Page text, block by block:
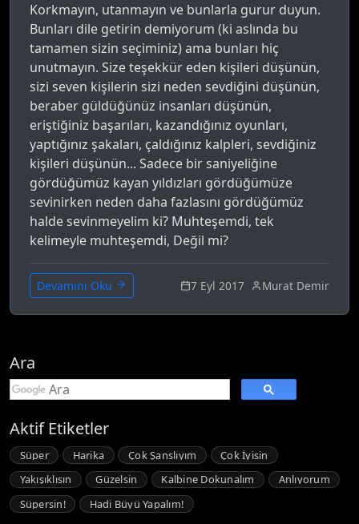
Korkmayın, utanmayın ve bunlarla gurur duyun.
Bunları dile getirin demiyorum (ki aslında bu
tamamen sizin seçiminiz) ama bunları hiç
unutmayın. Size teşekkür eden kişileri düşünün,
sizi seven kişilerin sizi neden sevdiğini düşünün,
beraber güldüğünüz insanları düşünün,
eriştiğiniz başarıları, kazandığınız oyunları,
yaptığınız şakaları, çaldığınız kalpleri, sevdiğiniz
kişileri düşünün... Sadece bir saniyeliğine
gördüğümüz kayan yıldızları gördüğümüze
sevinirken neden daha fazlasını gördüğümüz
halde sevinmeyelim ki? Muhteşemdi, tek
kelimeyle muhteşemdi, Değil mi?
Devamını Oku 7 Eyl 2017 Murat Demir
Ara
Aktif Etiketler
Süper Harika Çok Şanslıyım
Çok İyisin
Yakışıklısın
Güzelsin Kalbine Dokunalım
Anlıyorum
Süpersin!
Hadi Büyü Yapalım!